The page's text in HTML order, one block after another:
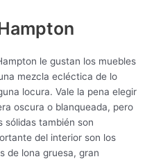
le gustan los muebles
mezcla ecléctica de lo
locura. Vale la pena elegir
oscura o blanqueada, pero
sólidas también son
del interior son los
de lona gruesa, gran